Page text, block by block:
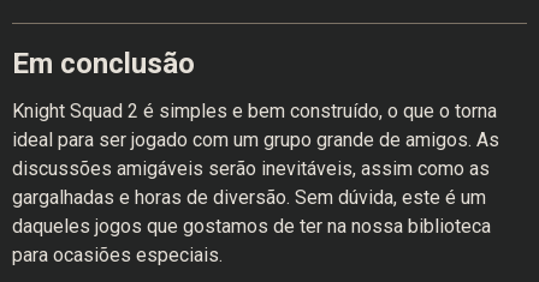
Em conclusão
Knight Squad 2 é simples e bem construído, o que o torna
ideal para ser jogado com um grupo grande de amigos. As
discussões amigáveis serão inevitáveis, assim como as
gargalhadas e horas de diversão. Sem dúvida, este é um
daqueles jogos que gostamos de ter na nossa biblioteca
para ocasiões especiais.